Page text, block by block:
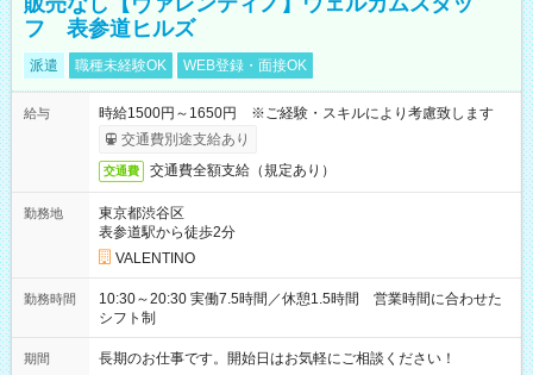
フ 表参道ヒルズ
派遣 職種未経験OK WEB登録・面接OK
給与
時給1500円～1650円 ※ご経験・スキルにより考慮致します
交通費別途支給あり
交通費 交通費全額支給（規定あり）
勤務地
東京都渋谷区
表参道駅から徒歩2分
VALENTINO
勤務時間
10:30～20:30 実働7.5時間／休憩1.5時間 営業時間に合わせた
シフト制
期間 長期のお仕事です。開始日はお気軽にご相談ください！